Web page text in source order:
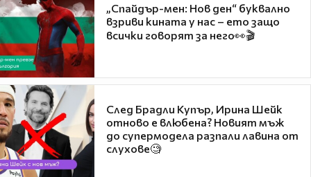
„Спайдър-мен: Нов ден“ буквално
взриви кината у нас – ето защо
всички говорят за него👀🎬
След Брадли Купър, Ирина Шейк
отново е влюбена? Новият мъж
до супермодела разпали лавина от
слухове🧐